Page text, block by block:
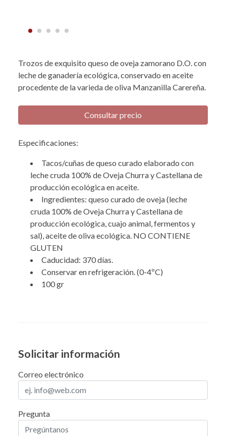
Trozos de exquisito queso de oveja zamorano D.O. con
leche de ganadería ecológica, conservado en aceite
procedente de la varieda de oliva Manzanilla Carereña.
Consultar precio
Especificaciones:
Tacos/cuñas de queso curado elaborado con
leche cruda 100% de Oveja Churra y Castellana de
producción ecológica en aceite.
Ingredientes: queso curado de oveja (leche
cruda 100% de Oveja Churra y Castellana de
producción ecológica, cuajo animal, fermentos y
sal), aceite de oliva ecológica. NO CONTIENE
GLUTEN
Caducidad: 370 días.
Conservar en refrigeración. (0-4ºC)
100 gr
Solicitar información
Correo electrónico
Pregunta